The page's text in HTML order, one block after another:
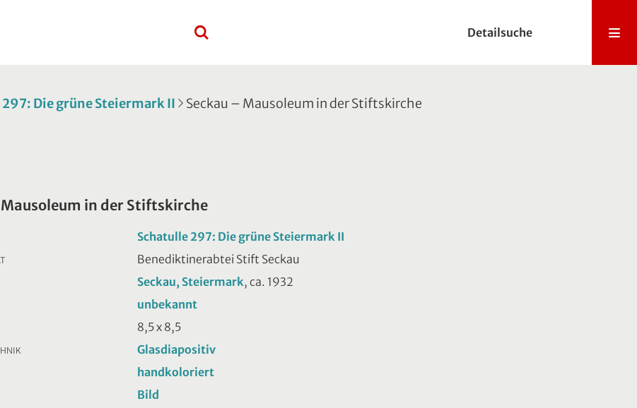
Detailsuche
297: Die grüne Steiermark II Seckau – Mausoleum in der Stiftskirche
Mausoleum in der Stiftskirche
Schatulle 297: Die grüne Steiermark II
Benediktinerabtei Stift Seckau
Seckau, Steiermark, ca. 1932
unbekannt
8,5 x 8,5
Glasdiapositiv
handkoloriert
Bild